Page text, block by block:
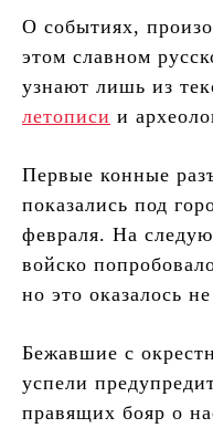
О событиях,
этом славном
узнают лишь из
летописи и
Первые конные
показались под
февраля. На
войско
но это оказалось
Бежавшие с
успели
правящих бояр о